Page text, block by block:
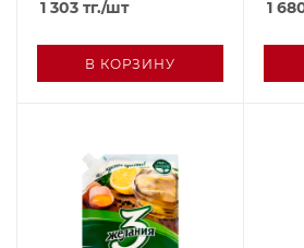
1 303 тг./шт
В КОРЗИНУ
1